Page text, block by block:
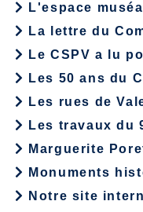
L'espace
La lettre du
Le CSPV a lu
Les 50 ans du
Les rues de
Les travaux du
Marguerite
Monuments
Notre site